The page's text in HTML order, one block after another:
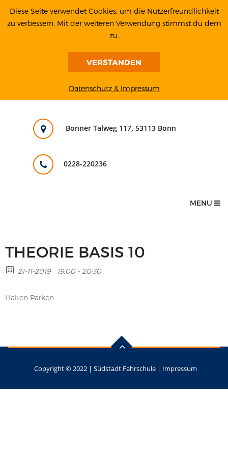
Bonner Talweg 117, 53113 Bonn
0228-220236
MENU
THEORIE BASIS 10
21-11-2019 19:00 - 20:30
Halten Parken
Copyright © 2022 | Südstadt Fahrschule | Impressum
Diese Seite verwendet Cookies, um die Nutzerfreundlichkeit
zu verbessern. Mit der weiteren Verwendung stimmst du dem
zu.
VERSTANDEN
Datenschutz & Impressum